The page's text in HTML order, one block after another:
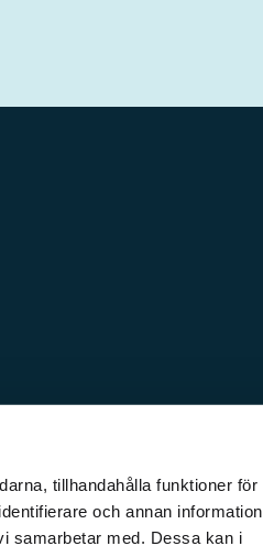
tillhandahålla funktioner för
och annan information
samarbetar med. Dessa kan i